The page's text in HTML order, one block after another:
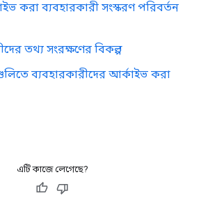
করা ব্যবহারকারী সংস্করণ পরিবর্তন
তথ্য সংরক্ষণের বিকল্প
ব্যবহারকারীদের আর্কাইভ করা
এটি কাজে লেগেছে?